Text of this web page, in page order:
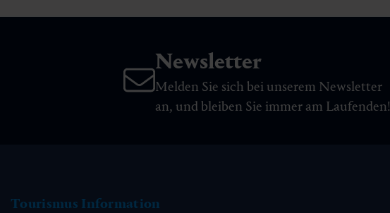
Newsletter
Melden Sie sich bei unserem Newsletter
an, und bleiben Sie immer am Laufenden!
Tourismus Information